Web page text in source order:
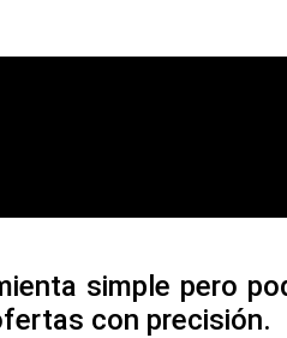
simple pero
con precisión.